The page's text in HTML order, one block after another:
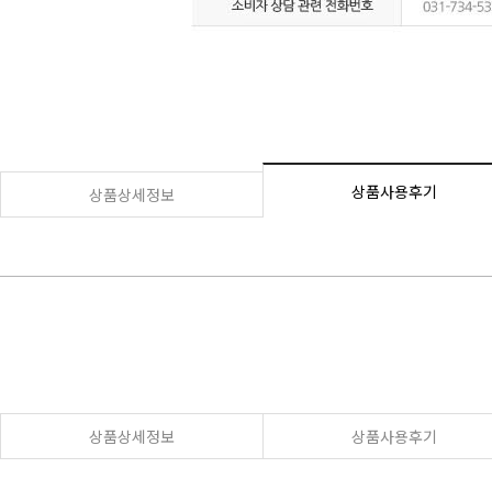
상품상세정보 상품사용후기
상품상세정보 상품사용후기